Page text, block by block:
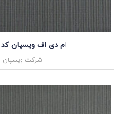
ام دی اف ویسپان کد P-223
شرکت ویسپان